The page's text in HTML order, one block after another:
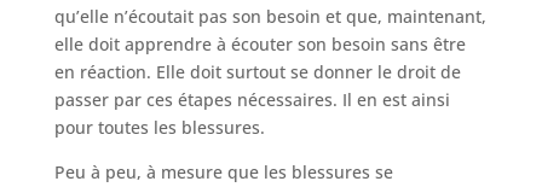
qu’elle n’écoutait pas son besoin et que, maintenant,
elle doit apprendre à écouter son besoin sans être
en réaction. Elle doit surtout se donner le droit de
passer par ces étapes nécessaires. Il en est ainsi
pour toutes les blessures.
Peu à peu, à mesure que les blessures se